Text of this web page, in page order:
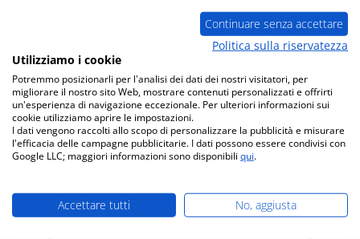
01022855
Produttore: Fireplace
Prezzo normale:
378,72 €
Disponibile, tempi di consegna: 4-6 giorni
Dettagli
Solo 10 disponibili
Continuare senza accettare
Politica sulla riservatezza
Utilizziamo i cookie
Potremmo posizionarli per l'analisi dei dati dei nostri visitatori, per
migliorare il nostro sito Web, mostrare contenuti personalizzati e offrirti
un'esperienza di navigazione eccezionale. Per ulteriori informazioni sui
cookie utilizziamo aprire le impostazioni.
I dati vengono raccolti allo scopo di personalizzare la pubblicità e misurare
l'efficacia delle campagne pubblicitarie. I dati possono essere condivisi con
Google LLC; maggiori informazioni sono disponibili qui.
Accettare tutti No, aggiusta